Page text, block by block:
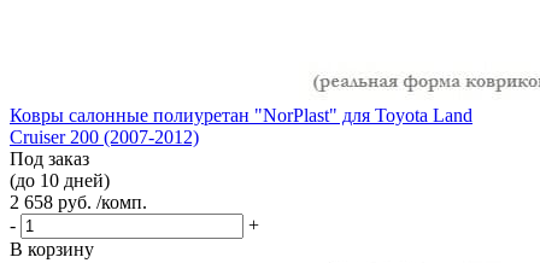
Ковры салонные полиуретан "NorPlast" для Toyota Land
Cruiser 200 (2007-2012)
Под заказ
(до 10 дней)
2 658 руб. /комп.
-
+
В корзину